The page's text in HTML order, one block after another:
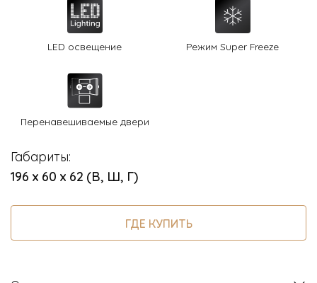
8 800 3333 887
LED освещение Режим Super Freeze
Перенавешиваемые двери
Габариты:
196 х 60 х 62 (В, Ш, Г)
ГДЕ КУПИТЬ